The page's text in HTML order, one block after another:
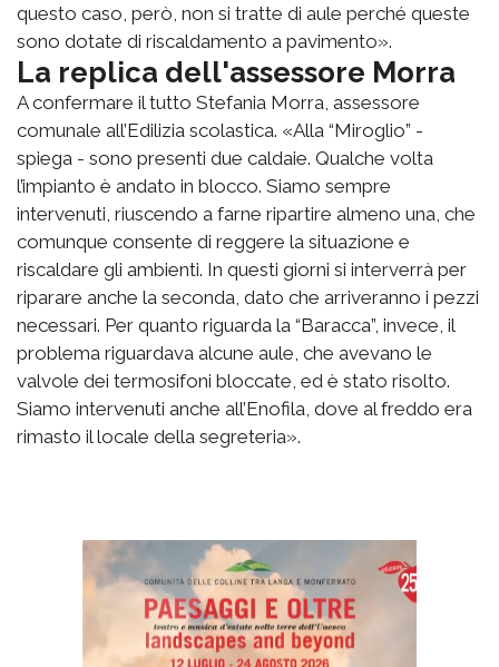
questo caso, però, non si tratte di aule perché queste
sono dotate di riscaldamento a pavimento».
La replica dell'assessore Morra
A confermare il tutto Stefania Morra, assessore
comunale all’Edilizia scolastica. «Alla “Miroglio” -
spiega - sono presenti due caldaie. Qualche volta
l’impianto è andato in blocco. Siamo sempre
intervenuti, riuscendo a farne ripartire almeno una, che
comunque consente di reggere la situazione e
riscaldare gli ambienti. In questi giorni si interverrà per
riparare anche la seconda, dato che arriveranno i pezzi
necessari. Per quanto riguarda la “Baracca”, invece, il
problema riguardava alcune aule, che avevano le
valvole dei termosifoni bloccate, ed è stato risolto.
Siamo intervenuti anche all’Enofila, dove al freddo era
rimasto il locale della segreteria».